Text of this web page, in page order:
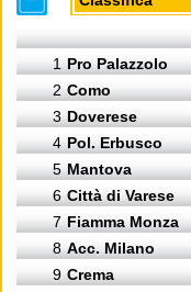
1 Pro Palazzolo
2 Como
3 Doverese
4 Pol. Erbusco
5 Mantova
6 Città di Varese
7 Fiamma Monza
8 Acc. Milano
9 Crema